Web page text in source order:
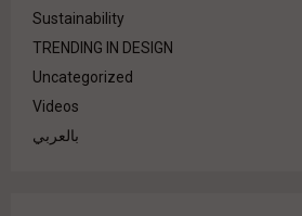
Sustainability
TRENDING IN DESIGN
Uncategorized
Videos
بالعربي